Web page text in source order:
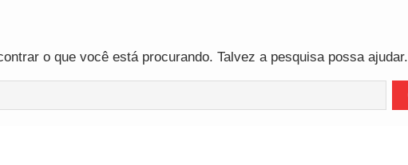
o que você está procurando. Talvez a pesquisa possa ajudar.